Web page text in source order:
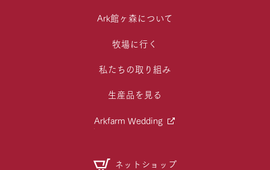
Ark館ヶ森について
牧場に行く
私たちの取り組み
生産品を見る
Arkfarm Wedding
ネットショップ